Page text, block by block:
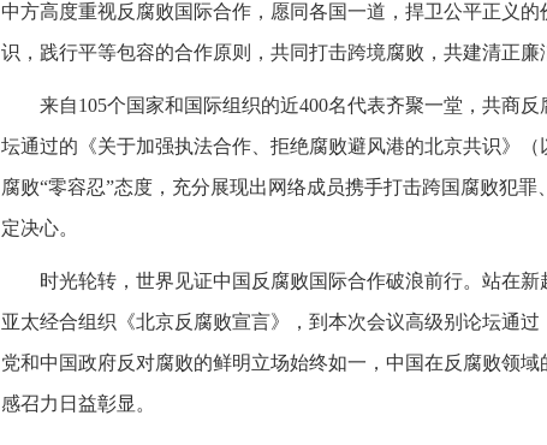
中方高度重视反腐败国际合作，愿同各国一道，捍卫公平正义
识，践行平等包容的合作原则，共同打击跨境腐败，共建清正廉
来自105个国家和国际组织的近400名代表齐聚一堂，共商
坛通过的《关于加强执法合作、拒绝腐败避风港的北京共识》
腐败“零容忍”态度，充分展现出网络成员携手打击跨国腐败犯
定决心。
时光轮转，世界见证中国反腐败国际合作破浪前行。站在新
亚太经合组织《北京反腐败宣言》，到本次会议高级别论坛通
党和中国政府反对腐败的鲜明立场始终如一，中国在反腐败领
感召力日益彰显。